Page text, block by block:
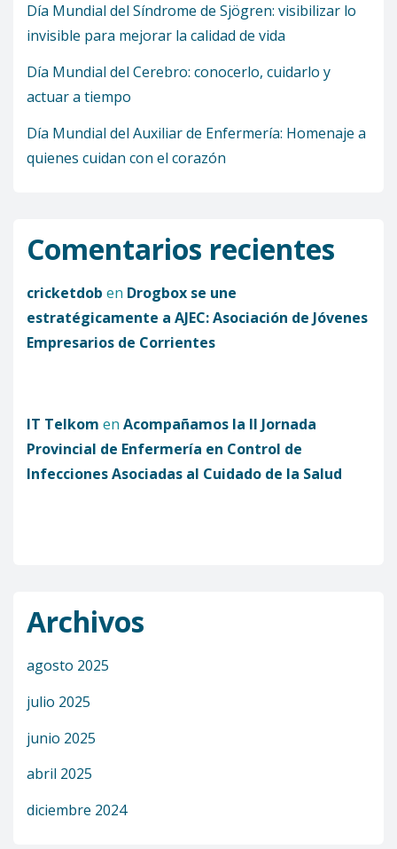
Día Mundial del Síndrome de Sjögren: visibilizar lo
invisible para mejorar la calidad de vida
Día Mundial del Cerebro: conocerlo, cuidarlo y
actuar a tiempo
Día Mundial del Auxiliar de Enfermería: Homenaje a
quienes cuidan con el corazón
Comentarios recientes
cricketdob en Drogbox se une
estratégicamente a AJEC: Asociación de Jóvenes
Empresarios de Corrientes
IT Telkom en Acompañamos la II Jornada
Provincial de Enfermería en Control de
Infecciones Asociadas al Cuidado de la Salud
Archivos
agosto 2025
julio 2025
junio 2025
abril 2025
diciembre 2024